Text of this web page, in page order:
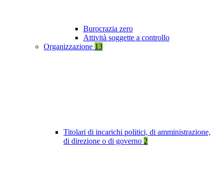
Burocrazia zero
Attività soggette a controllo
Organizzazione 13
Titolari di incarichi politici, di amministrazione,
di direzione o di governo 2